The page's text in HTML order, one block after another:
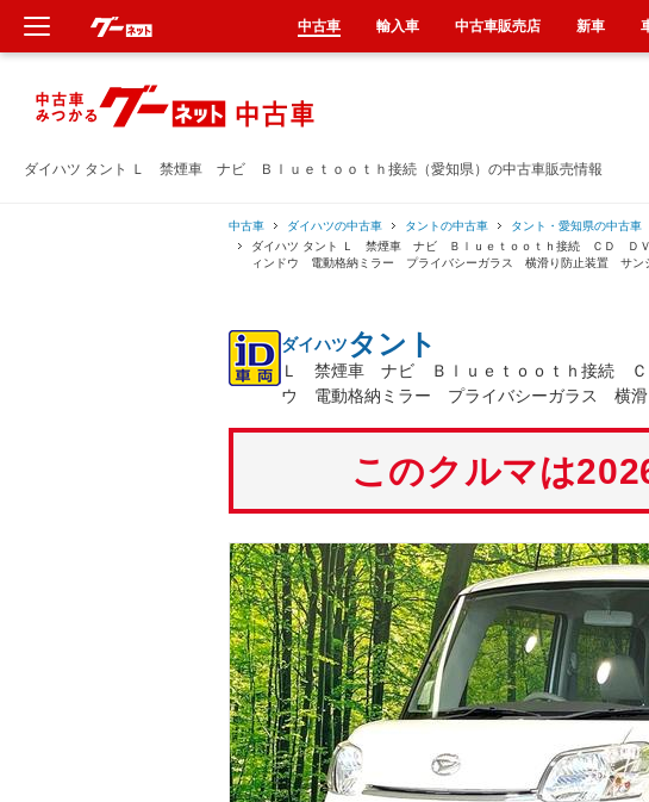
ダイハツ タント Ｌ 禁煙車 ナビ Ｂｌｕｅｔｏｏｔｈ接続（愛知県）の中古車販売情報
中古車 ダイハツの中古車 タントの中古車 タント・愛知県の中古車
ダイハツ タント Ｌ 禁煙車 ナビ Ｂｌｕｅｔｏｏｔｈ接続 ＣＤ Ｄ
ィンドウ 電動格納ミラー プライバシーガラス 横滑り防止装置 サン
ダイハツタント
Ｌ 禁煙車 ナビ Ｂｌｕｅｔｏｏｔｈ接続 Ｃ
ウ 電動格納ミラー プライバシーガラス 横滑
このクルマは
中古車 輸入車 中古車販売店 新車
新車
中古車